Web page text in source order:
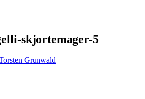
skjortemager-5
Grunwald